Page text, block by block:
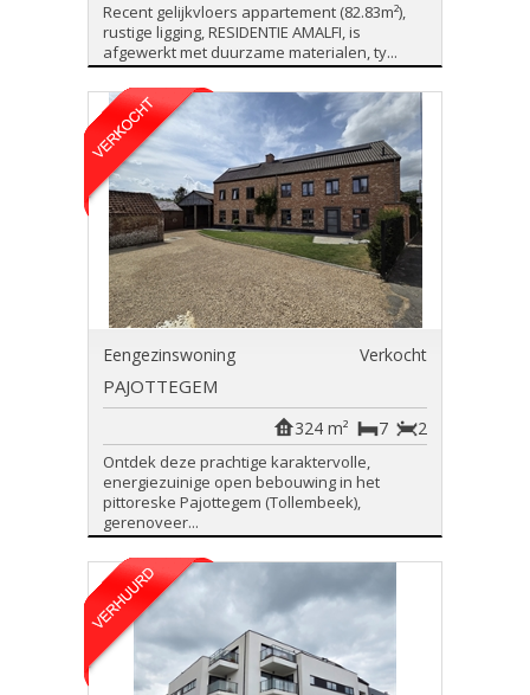
Recent gelijkvloers appartement (82.83m²),
rustige ligging, RESIDENTIE AMALFI, is
afgewerkt met duurzame materialen, ty...
Eengezinswoning Verkocht
PAJOTTEGEM
2
7
324 m²
Ontdek deze prachtige karaktervolle,
energiezuinige open bebouwing in het
pittoreske Pajottegem (Tollembeek),
gerenoveer...